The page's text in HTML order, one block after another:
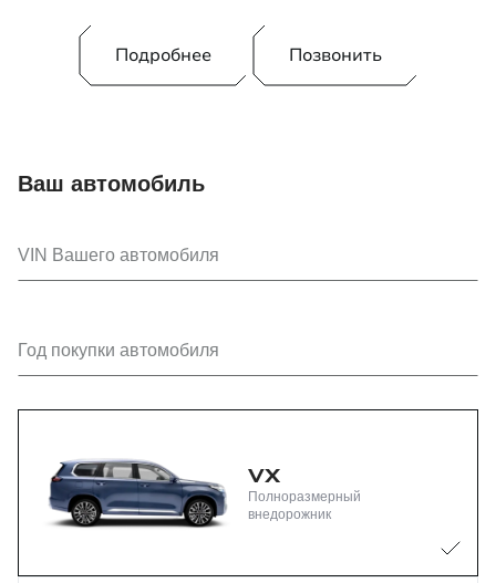
Подробнее Позвонить
Ваш автомобиль
VIN Вашего автомобиля
Год покупки автомобиля
VX
Полноразмерный
внедорожник